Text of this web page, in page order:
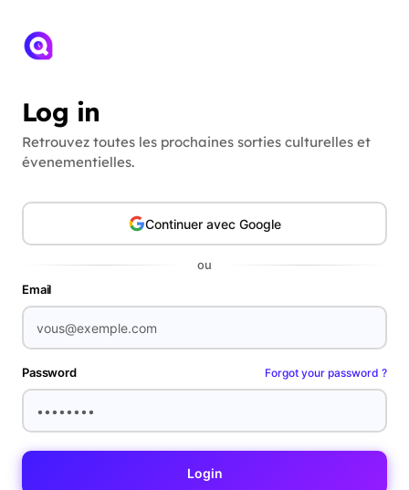
Log in
Retrouvez toutes les prochaines sorties culturelles et
évenementielles.
Continuer avec Google
ou
Email
Password Forgot your password ?
Login